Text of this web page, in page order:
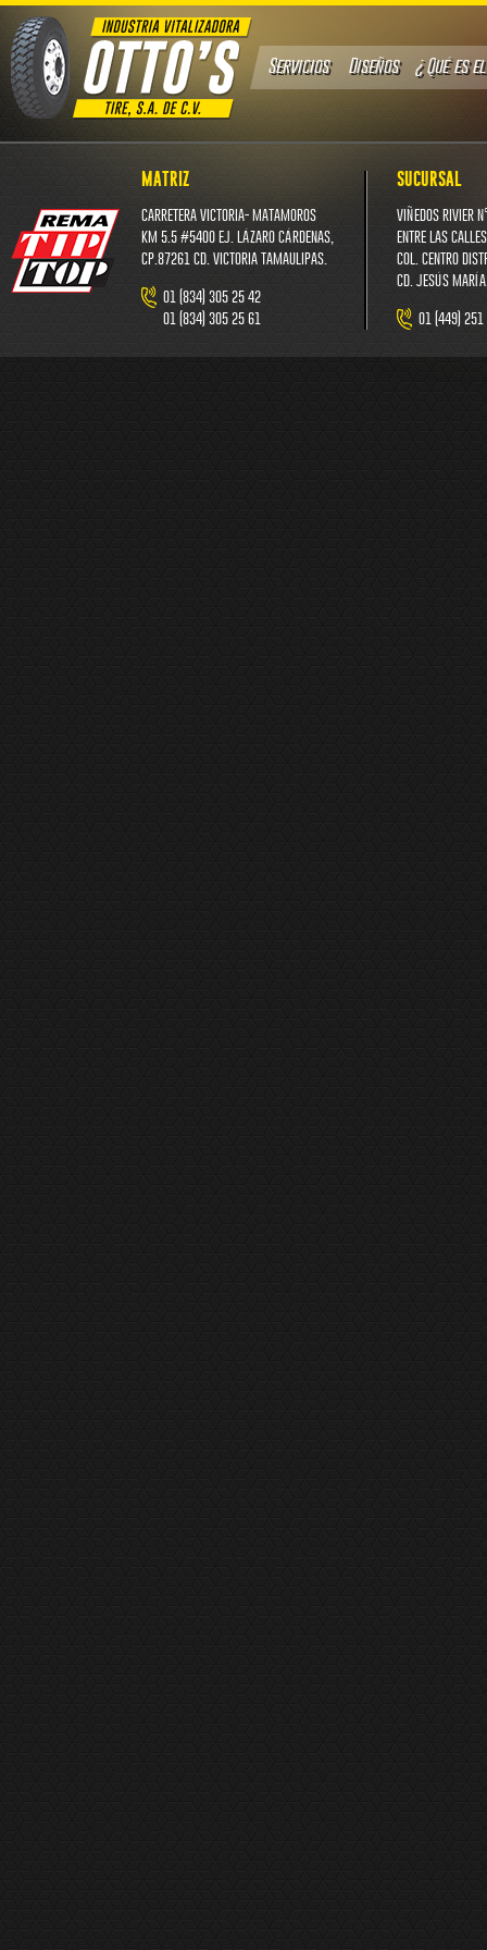
Servicios Diseños ¿Qué es
MATRIZ
CARRETERA VICTORIA- MATAMOROS
KM 5.5 #5400 EJ. LÁZARO CÁRDENAS,
CP.87261 CD. VICTORIA TAMAULIPAS.
01 (834) 305 25 42
01 (834) 305 25 61
SUCURSAL
VIÑEDOS RIVIER
ENTRE LAS
COL. CENTRO
CD. JESÚS
01 (449)